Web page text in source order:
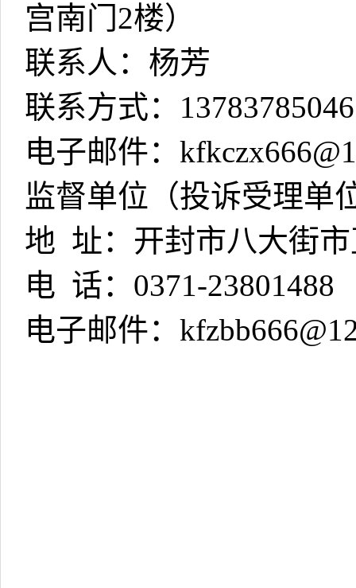
宫南门2楼）
联系人：杨芳
联系方式： 13783785046
电子邮件：
监督单位（投诉受理单
地 址：开封市八大街
电 话： 0371-23801488
电子邮件：